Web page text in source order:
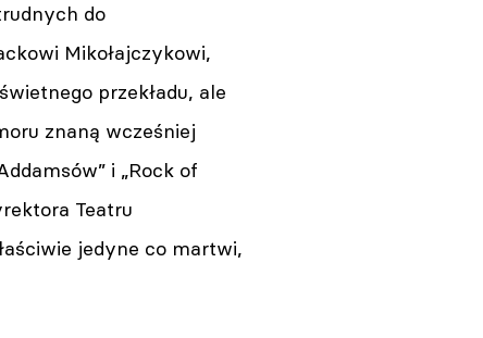
do
Mikołajczykowi,
przekładu, ale
znaną wcześniej
i „Rock of
Teatru
jedyne co martwi,